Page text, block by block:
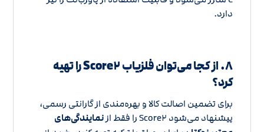
دارد.
۸. از کجا می‌توان فلزیاب Score۲ را تهیه
کرد؟
برای تضمین اصالت کالا و بهره‌مندی از گارانتی رسمی،
پیشنهاد می‌شود Score۲ را فقط از
نمایندگی‌های